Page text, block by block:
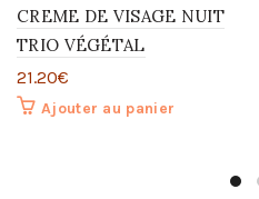
CREME DE VISAGE NUIT
TRIO VÉGÉTAL
21.20€
Ajouter au panier